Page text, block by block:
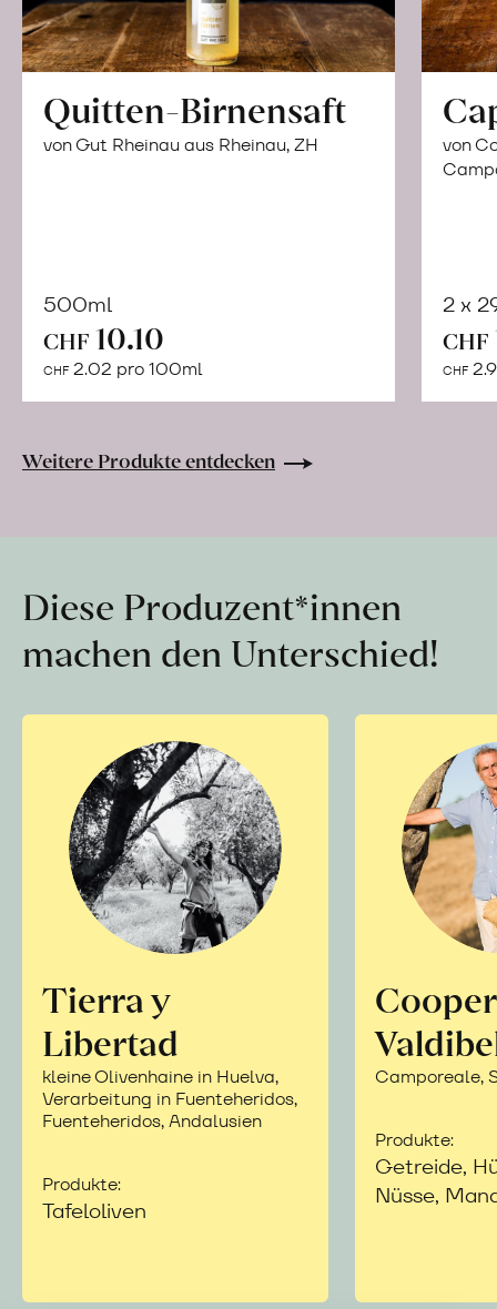
Quitten-Birnensaft
von Gut Rheinau aus Rheinau, ZH
500ml
CHF 10.10
CHF 2.02 pro 100ml
Warenkorb
von
2 x
CHF
CHF
Weitere Produkte entdecken
Diese Produzent*innen
machen den Unterschied!
Tierra y
Libertad
kleine Olivenhaine in Huelva,
Verarbeitung in Fuenteheridos,
Fuenteheridos, Andalusien
Produkte:
Tafeloliven
Camporeale,
Produkte:
Getreide,
Nüsse,